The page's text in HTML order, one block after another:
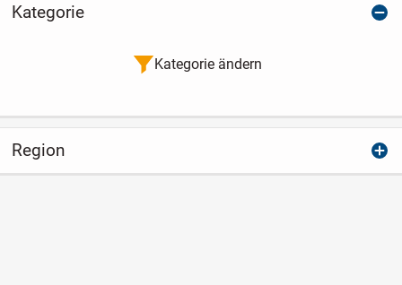
Kategorie
Kategorie ändern
Region